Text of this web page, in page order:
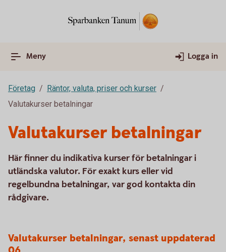
Meny Logga in
Företag
Räntor, valuta, priser och kurser
Valutakurser betalningar
Valutakurser betalningar
Här finner du indikativa kurser för betalningar i
utländska valutor. För exakt kurs eller vid
regelbundna betalningar, var god kontakta din
rådgivare.
Valutakurser betalningar, senast uppdaterad